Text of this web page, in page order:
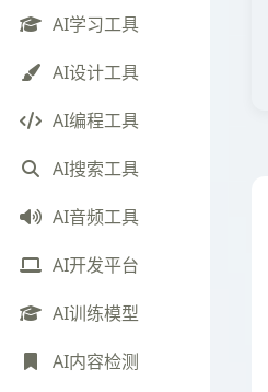
AI学习工具
AI设计工具
AI编程工具
AI搜索工具
AI音频工具
AI开发平台
AI训练模型
AI内容检测